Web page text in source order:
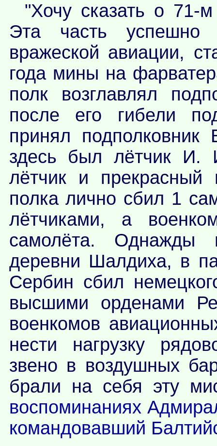
"Хочу сказать о 71-
Эта часть успешно
вражеской авиации,
года мины на
полк возглавлял
после его гибели
принял
здесь был лётчик И.
лётчик и
полка лично сбил 1
лётчиками, а
самолёта. Однажды
деревни Шалдиха, в
Сербин сбил
высшими орденами
военкомов
нести нагрузку
звено в воздушных
брали на себя эту
воспоминаниях
командовавший